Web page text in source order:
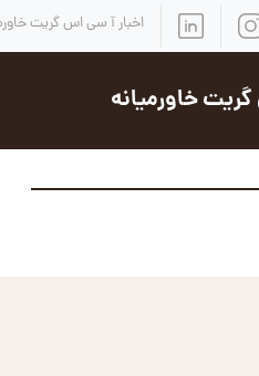
اخبار آ سی اس گریت
خاورمیانه